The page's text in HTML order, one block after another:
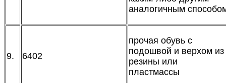
аналогичным
9. 6402
прочая обувь с
подошвой и верхом из
резины или
пластмассы